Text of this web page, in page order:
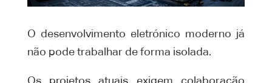
O desenvolvimento eletrónico moderno já
não pode trabalhar de forma isolada.
Os projetos atuais exigem colaboração